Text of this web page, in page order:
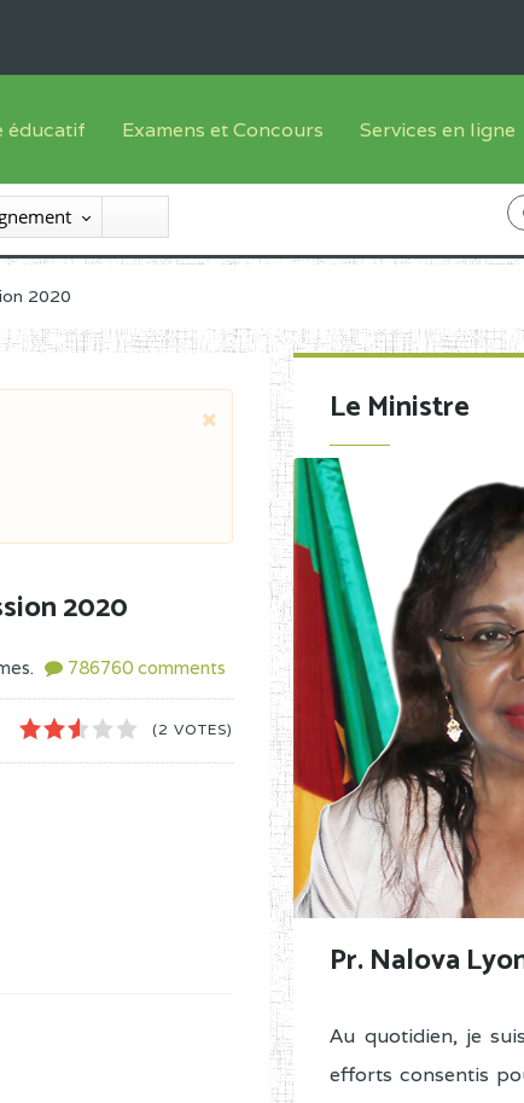
Enseignements
éducatif
Sous système francophone
d'études
Examens et Concours
Inscriptions
Liste des candidats
Diplômes disponibles
Services en ligne
Orientation
Gestion du
Demande de
2020
2020
786760 comments
1
2
3
4
5
(2 VOTES)
Le Ministre
Pr. Nalova
Au quotidien, je
efforts consentis